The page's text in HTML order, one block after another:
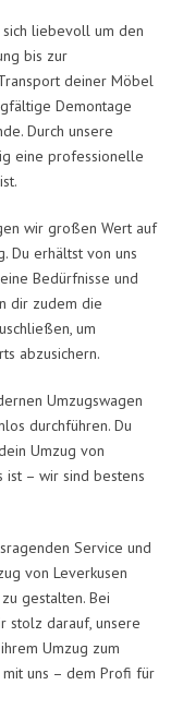
liebevoll um den
bis zur
deiner Möbel
Demontage
Durch unsere
eine professionelle
wir großen Wert auf
Du erhältst von uns
Bedürfnisse und
dir zudem die
um
abzusichern.
Umzugswagen
durchführen. Du
Umzug von
ist – wir sind bestens
Service und
von Leverkusen
gestalten. Bei
stolz darauf, unsere
Umzug zum
uns – dem Profi für